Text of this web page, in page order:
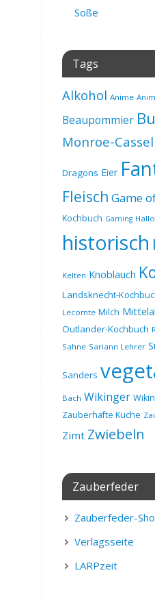
Soße
Tags
Alkohol Anime
Beaupommier
Monroe-Cassel
Dragons Eier
Fleisch Game
Kochbuch Gaming
historisch
Kelten Knoblauch
Landsknecht-
Lecomte Milch
Outlander-Kochbuch
Sahne Sariann Lehrer
Sanders
Bach Wikinger
Zauberhafte Küche
Zimt Zwiebeln
Zauberfeder
Zauberfeder-
Verlagsseite
LARPzeit